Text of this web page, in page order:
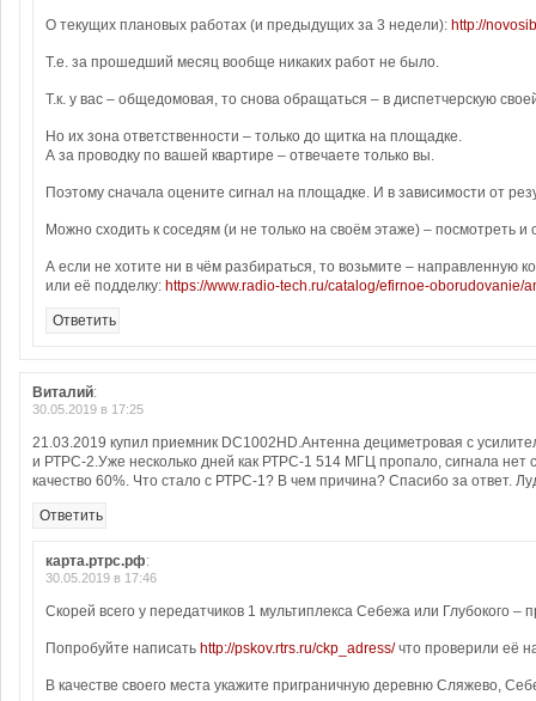
О текущих плановых работах (и предыдущих за 3 недели): http://
Т.е. за прошедший месяц вообще никаких работ не было.
Т.к. у вас – общедомовая, то снова обращаться – в диспетчерскую
Но их зона ответственности – только до щитка на площадке.
А за проводку по вашей квартире – отвечаете только вы.
Поэтому сначала оцените сигнал на площадке. И в зависимости от
Можно сходить к соседям (и не только на своём этаже) – посмотреть и
А если не хотите ни в чём разбираться, то возьмите – направленную
или её подделку: https://www.radio-tech.ru/catalog/efirnoe-oborudovanie/
Ответить
Виталий:
30.05.2019 в 17:25
21.03.2019 купил приемник DC1002HD.Антенна дециметровая с
и РТРС-2.Уже несколько дней как РТРС-1 514 МГЦ пропало, сигнала
качество 60%. Что стало с РТРС-1? В чем причина? Спасибо за ответ.
Ответить
карта.ртрс.рф:
30.05.2019 в 17:46
Скорей всего у передатчиков 1 мультиплекса Себежа или Глубокого –
Попробуйте написать http://pskov.rtrs.ru/ckp_adress/что проверили её
В качестве своего места укажите приграничную деревню Сляжево,